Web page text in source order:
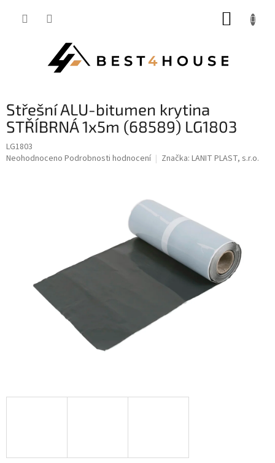
střešní ALU-bitumen krytina
STŘÍBRNÁ 1x5m (68589) LG1803
LG1803
Průměrné
Neohodnoceno Podrobnosti hodnocení Značka: LANIT PLAST, s.r.o.